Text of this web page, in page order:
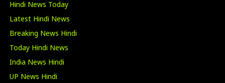
Hindi News Today
Latest Hindi News
Breaking News Hindi
Today Hindi News
India News Hindi
UP News Hindi